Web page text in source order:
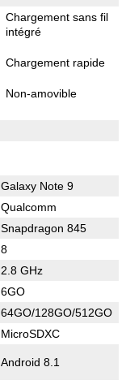
Chargement sans fil
intégré
Chargement rapide
Non-amovible
Galaxy Note 9
Qualcomm
Snapdragon 845
8
2.8 GHz
6GO
64GO/128GO/512GO
MicroSDXC
Android 8.1